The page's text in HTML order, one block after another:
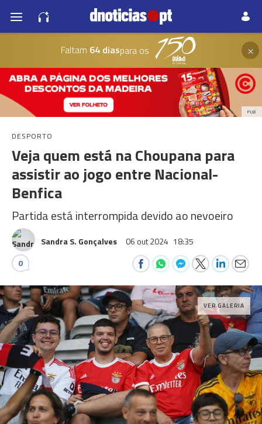
Faltam 64 diaspara os ×
PUB
DESPORTO
Veja quem está na Choupana para
assistir ao jogo entre Nacional-
Benfica
Partida está interrompida devido ao nevoeiro
Sandra S. Gonçalves 06 out 2024 18:35
0
VER GALERIA